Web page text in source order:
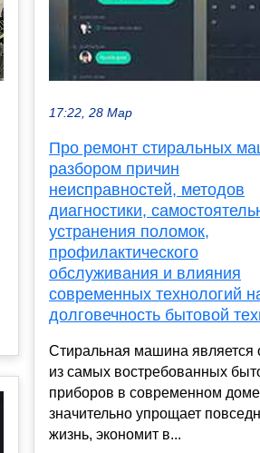
17:22, 28 Мар
Про ремонт стиральных
разбором причин
неисправностей, методов
диагностики,
устранения поломок,
профилактического
обслуживания и влияния
современных технологий
долговечность бытовой
Стиральная машина является
из самых востребованных
приборов в современном
значительно упрощает
жизнь, экономит в...